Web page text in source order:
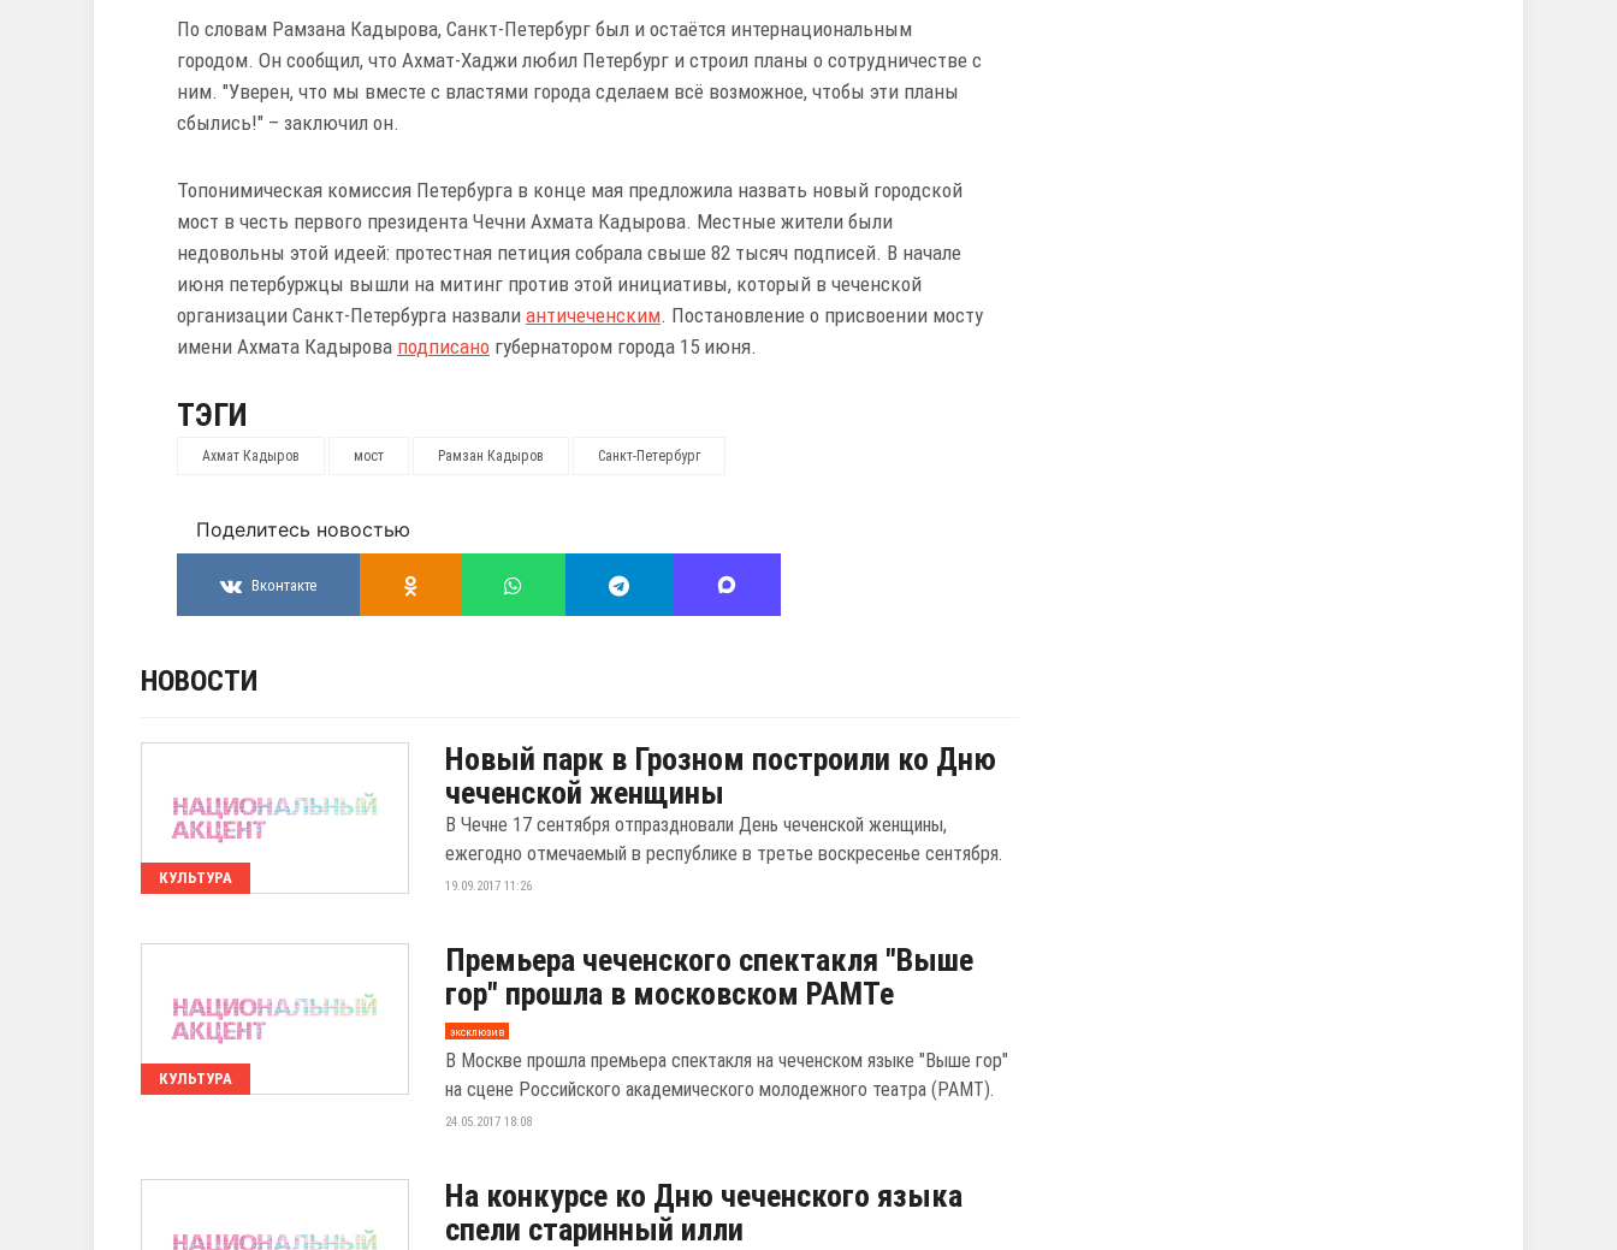
По словам Рамзана Кадырова, Санкт-Петербург был и остаётся интернациональным
городом. Он сообщил, что Ахмат-Хаджи любил Петербург и строил планы о сотрудничестве с
ним. "Уверен, что мы вместе с властями города сделаем всё возможное, чтобы эти планы
сбылись!" – заключил он.
Топонимическая комиссия Петербурга в конце мая предложила назвать новый городской
мост в честь первого президента Чечни Ахмата Кадырова. Местные жители были
недовольны этой идеей: протестная петиция собрала свыше 82 тысяч подписей. В начале
июня петербуржцы вышли на митинг против этой инициативы, который в чеченской
организации Санкт-Петербурга назвали античеченским. Постановление о присвоении мосту
имени Ахмата Кадырова подписано губернатором города 15 июня.
ТЭГИ
Ахмат Кадыров мост Рамзан Кадыров Санкт-Петербург
Поделитесь новостью
Вконтакте
НОВОСТИ
КУЛЬТУРА
Новый парк в Грозном построили ко Дню
чеченской женщины
В Чечне 17 сентября отпраздновали День чеченской женщины,
ежегодно отмечаемый в республике в третье воскресенье сентября.
19.09.2017 11:26
КУЛЬТУРА
Премьера чеченского спектакля "Выше
гор" прошла в московском РАМТе
эксклюзив
В Москве прошла премьера спектакля на чеченском языке "Выше гор"
на сцене Российского академического молодежного театра (РАМТ).
24.05.2017 18:08
На конкурсе ко Дню чеченского языка
спели старинный илли